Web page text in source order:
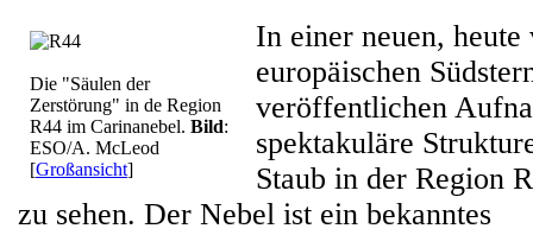
Die "Säulen der
Zerstörung" in de Region
R44 im Carinanebel. Bild:
ESO/A. McLeod
[Großansicht]
In einer neuen, heute
europäischen
veröffentlichen
spektakuläre
Staub in der Region
zu sehen. Der Nebel ist ein bekanntes